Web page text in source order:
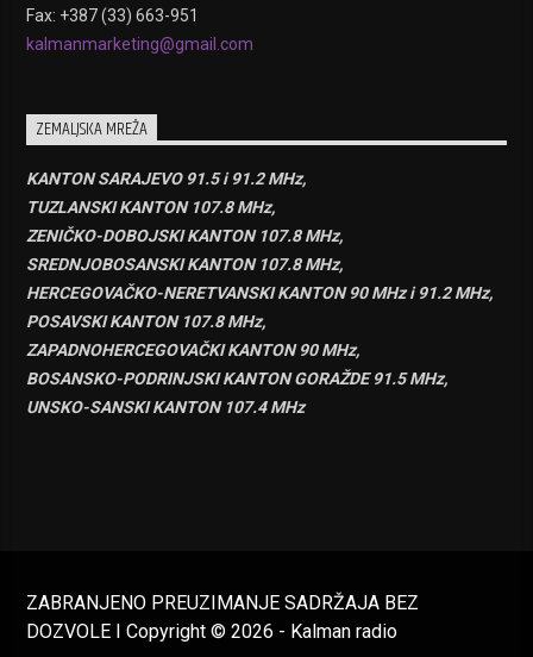
Fax: +387 (33) 663-951
kalmanmarketing@gmail.com
ZEMALJSKA MREŽA
KANTON SARAJEVO 91.5 i 91.2 MHz,
TUZLANSKI KANTON 107.8 MHz,
ZENIČKO-DOBOJSKI KANTON 107.8 MHz,
SREDNJOBOSANSKI KANTON 107.8 MHz,
HERCEGOVAČKO-NERETVANSKI KANTON 90 MHz i 91.2 MHz,
POSAVSKI KANTON 107.8 MHz,
ZAPADNOHERCEGOVAČKI KANTON 90 MHz,
BOSANSKO-PODRINJSKI KANTON GORAŽDE 91.5 MHz,
UNSKO-SANSKI KANTON 107.4 MHz
ZABRANJENO PREUZIMANJE SADRŽAJA BEZ
DOZVOLE I Copyright © 2026 - Kalman radio